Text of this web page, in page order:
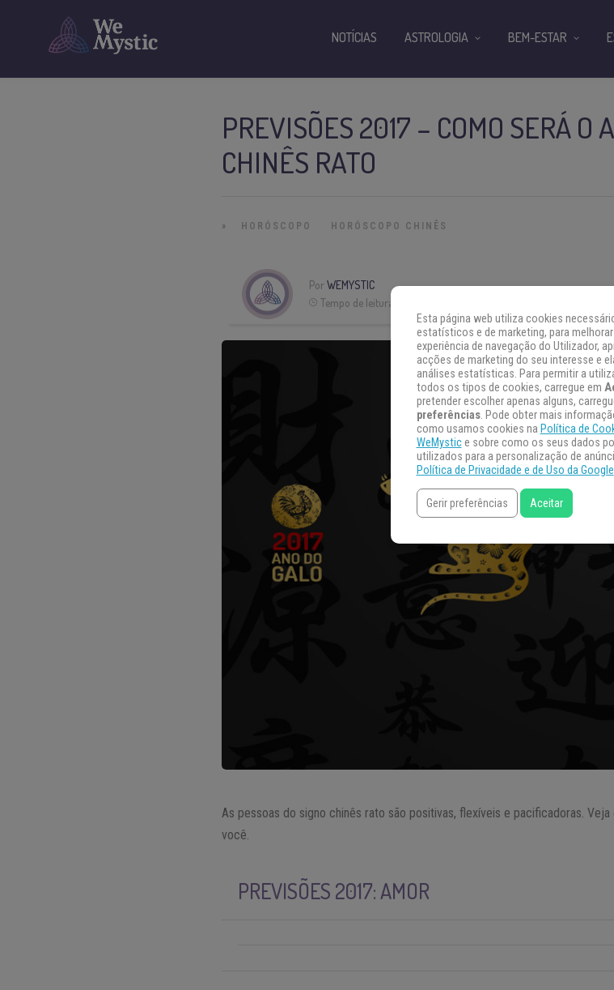
PREVISÕES 2017 – COMO SERÁ O
CHINÊS RATO
» HORÓSCOPO HORÓSCOPO CHINÊS
PorWEMYSTIC
Tempo de leitura:
As pessoas do signo chinês rato são positivas, flexíveis e pacificadoras.
você.
PREVISÕES 2017: AMOR
NOTÍCIAS ASTROLOGIA BEM-ESTAR
Esta página web utiliza cookies
estatísticos e de marketing, para melhorar
experiência de navegação do Utilizador,
acções de marketing do seu interesse e
análises estatísticas. Para permitir a
todos os tipos de cookies, carregue em
pretender escolher apenas alguns,
preferências. Pode obter mais
como usamos cookies na Política de
WeMystice sobre como os seus dados
utilizados para a personalização de
Política de Privacidade e de Uso da Google
Gerir preferências Aceitar